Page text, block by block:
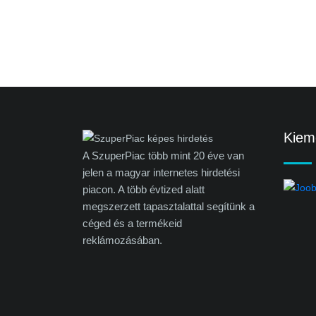
A SzuperPiac több mint 20 éve van
jelen a magyar internetes hirdetési
piacon. A több évtized alatt
megszerzett tapasztalattal segítünk a
céged és a termékeid
reklámozásában.